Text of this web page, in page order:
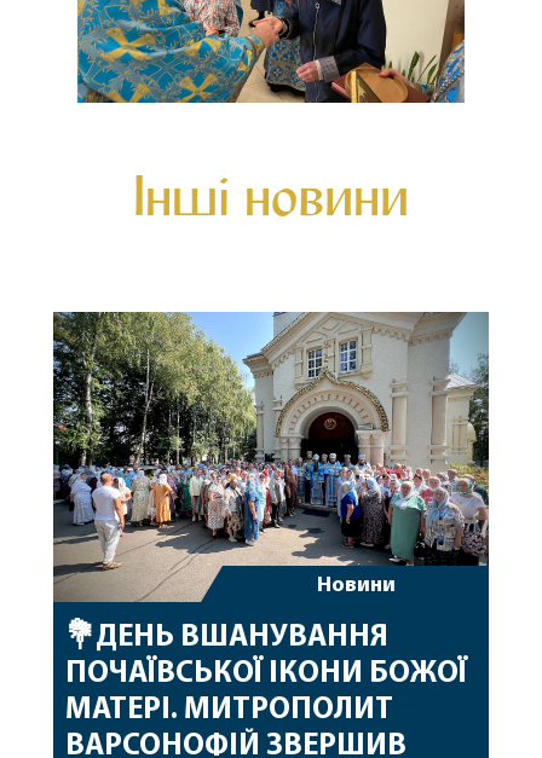
Інші новини
Новини
💐ДЕНЬ ВШАНУВАННЯ
ПОЧАЇВСЬКОЇ ІКОНИ БОЖОЇ
МАТЕРІ. МИТРОПОЛИТ
ВАРСОНОФІЙ ЗВЕРШИВ